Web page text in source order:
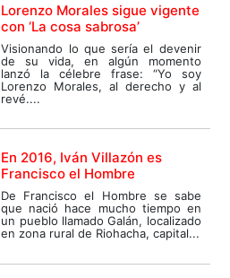
Lorenzo Morales sigue vigente
con ‘La cosa sabrosa’
Visionando lo que sería el devenir
de su vida, en algún momento
lanzó la célebre frase: “Yo soy
Lorenzo Morales, al derecho y al
revé....
En 2016, Iván Villazón es
Francisco el Hombre
De Francisco el Hombre se sabe
que nació hace mucho tiempo en
un pueblo llamado Galán, localizado
en zona rural de Riohacha, capital...